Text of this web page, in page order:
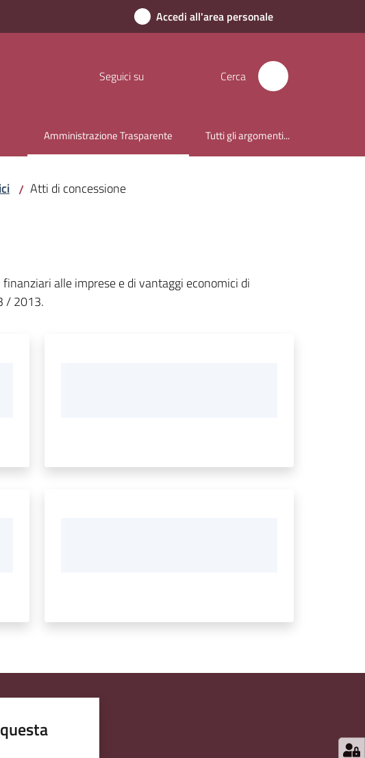
Accedi all'area personale
Seguici su Cerca
Amministrazione Trasparente
Menu selezionato Tutti gli argomenti...
/ Atti di concessione
alle imprese e di vantaggi economici di
/ 2013.